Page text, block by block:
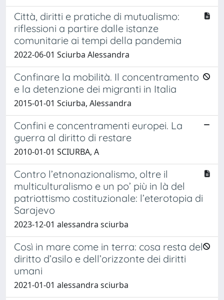
Città, diritti e pratiche di mutualismo:
riflessioni a partire dalle istanze
comunitarie ai tempi della pandemia
2022-06-01 Sciurba Alessandra
Confinare la mobilità. Il concentramento
e la detenzione dei migranti in Italia
2015-01-01 Sciurba, Alessandra
Confini e concentramenti europei. La
guerra al diritto di restare
2010-01-01 SCIURBA, A
Contro l’etnonazionalismo, oltre il
multiculturalismo e un po’ più in là del
patriottismo costituzionale: l’eterotopia di
Sarajevo
2023-12-01 alessandra sciurba
Così in mare come in terra: cosa resta del
diritto d’asilo e dell’orizzonte dei diritti
umani
2021-01-01 alessandra sciurba